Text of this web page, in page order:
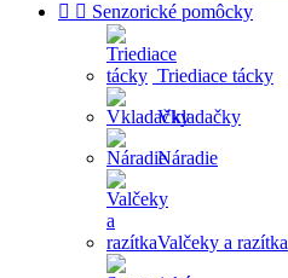
  Senzorické pomôcky
Triediace tácky
Vkladačky
Náradie
Valčeky a razítka